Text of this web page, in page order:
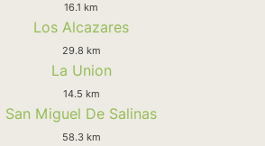
16.1 km
Los Alcazares
29.8 km
La Union
14.5 km
San Miguel De Salinas
58.3 km